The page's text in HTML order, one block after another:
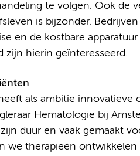
te volgen. Ook de
is bijzonder.
en de kostbare
hierin geïnteresseerd.
als ambitie innovatieve
Hematologie bij
duur en vaak gemaakt
we therapieën ontwikkelen